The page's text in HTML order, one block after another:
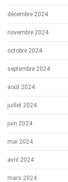
décembre 2024
novembre 2024
octobre 2024
septembre 2024
août 2024
juillet 2024
juin 2024
mai 2024
avril 2024
mars 2024